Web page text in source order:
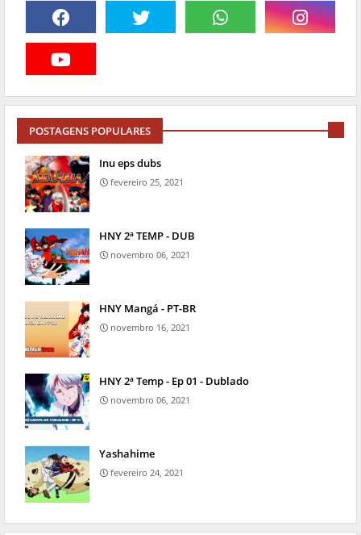
POSTAGENS POPULARES
Inu eps dubs
fevereiro 25, 2021
HNY 2ª TEMP - DUB
novembro 06, 2021
HNY Mangá - PT-BR
novembro 16, 2021
HNY 2ª Temp - Ep 01 - Dublado
novembro 06, 2021
Yashahime
fevereiro 24, 2021